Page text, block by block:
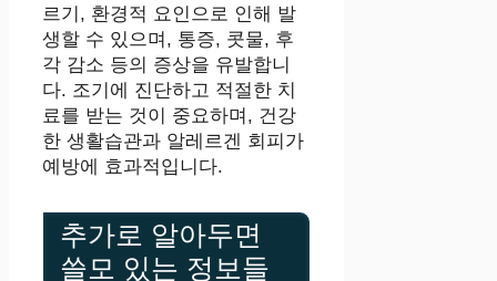
르기, 환경적 요인으로 인해 발
생할 수 있으며, 통증, 콧물, 후
각 감소 등의 증상을 유발합니
다. 조기에 진단하고 적절한 치
료를 받는 것이 중요하며, 건강
한 생활습관과 알레르겐 회피가
예방에 효과적입니다.
추가로 알아두면
쓸모 있는 정보들